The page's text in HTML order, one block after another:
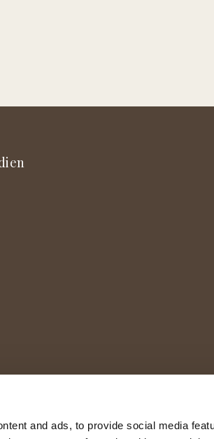
and ads, to provide social media